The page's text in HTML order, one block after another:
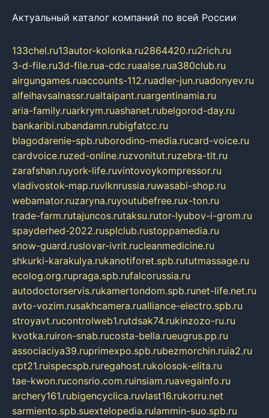
Актуальный каталог компаний по всей России
133chel.ru13autor-kolonka.ru2864420.ru2rich.ru
3-d-file.ru3d-file.rua-cdc.ruaalse.rua380club.ru
airgungames.ruaccounts-112.ruadler-jun.ruadonyev.ru
alfeihavsalnassr.rualtaipant.ruargentinamia.ru
aria-family.ruarkrym.ruashanet.rubelgorod-day.ru
bankaribi.rubandamn.rubigfatcc.ru
blagodarenie-spb.ruborodino-media.rucard-voice.ru
cardvoice.ruzed-online.ruzvonitut.ruzebra-tlt.ru
zarafshan.ruyork-life.ruvintovoykompressor.ru
vladivostok-map.ruvlknrussia.ruwasabi-shop.ru
webamator.ruzaryna.ruyoutubefree.rux-ton.ru
trade-farm.rutajuncos.rutaksu.rutor-lyubov-i-grom.ru
spayderhed-2022.rusplclub.rustoppamedia.ru
snow-guard.ruslovar-ivrit.rucleanmedicine.ru
shkurki-karakulya.rukanotiforet.spb.rututmassage.ru
ecolog.org.rupraga.spb.rufalcorussia.ru
autodoctorservis.rukamertondom.spb.runet-life.net.ru
avto-vozim.rusakhcamera.rualliance-electro.spb.ru
stroyavt.rucontrolweb1.rutdsak74.rukinzozo-ru.ru
kvotka.ruiron-snab.rucosta-bella.rueugrus.pp.ru
associaciya39.ruprimexpo.spb.rubezmorchin.ruia2.ru
cpt21.ruispecspb.ruregahost.rukolosok-elita.ru
tae-kwon.ruconsrio.com.ruinsiam.ruavegainfo.ru
archery161.rubigencyclica.ruvlast16.rukorru.net
sarmiento.spb.suextelopedia.rulammin-suo.spb.ru